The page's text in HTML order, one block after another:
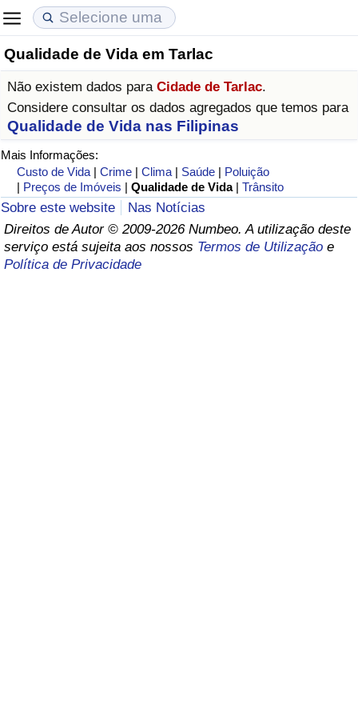
Qualidade de Vida em Tarlac
Não existem dados para Cidade de Tarlac.
Considere consultar os dados agregados que temos para
Qualidade de Vida nas Filipinas
Mais Informações:
Custo de Vida |Crime |Clima | Saúde | Poluição
| Preços de Imóveis |Qualidade de Vida |Trânsito
Sobre este website
Nas Notícias
Direitos de Autor © 2009-2026 Numbeo. A utilização deste
serviço está sujeita aos nossos Termos de Utilização e
Política de Privacidade
Custo de Vida
Indicador de Custo de Vida (Atual)
Indicador de Custo de Vida
Indicador de Custo de Vida Por País
em Aqaba
Preços de Imóveis
Indicador de Preços de Imóveis (Atual)
Indicador de Preços de Imóveis
Indicador de Preços de Imóveis por País
Qualidade de Vida
Indicador de Qualidade de Vida
Indicador de Qualidade de Vida (Atual)
Índice de qualidade de vida por país
Crime
Taxa do Indicador de Crime (Atual)